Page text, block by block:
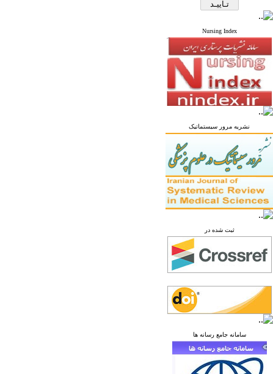
Nursing Index
نشریه مرور سیستماتیک
ثبت شده در
سامانه جامع رسانه ها